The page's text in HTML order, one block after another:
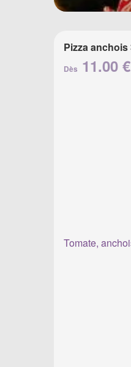
Pizza anchois
Dès 11.00 €
Tomate,